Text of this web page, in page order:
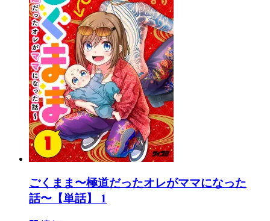
ごくまま〜極道だったオレがママになった
話〜【単話】 1